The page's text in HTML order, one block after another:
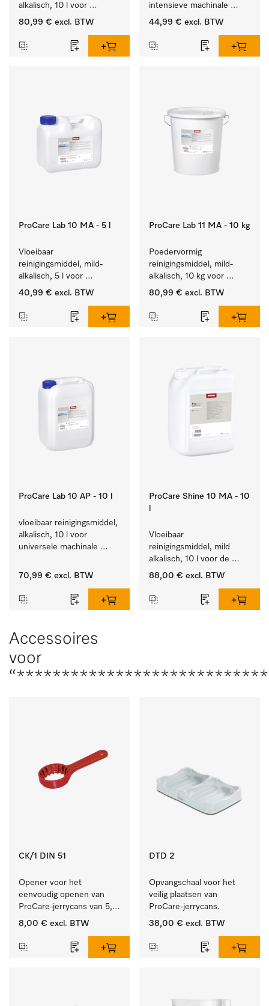
alkalisch, 10 l voor
materiaalbesparende,
laboratoriumglasw. en -
80,99 € excl. BTW
intensieve machinale
reiniging van
gerei.
44,99 € excl. BTW
ProCare Lab 10 MA - 5 l
Vloeibaar
reinigingsmiddel, mild-
alkalisch, 5 l voor
materiaalbesparende,
laboratoriumglasw. en -
40,99 € excl. BTW
ProCare Lab 11 MA - 10 kg
Poedervormig
reinigingsmiddel, mild-
alkalisch, 10 kg voor
materiaalbesparende,
laboratoriumglasw. en -
80,99 € excl. BTW
ProCare Lab 10 AP - 10 l
vloeibaar reinigingsmiddel,
alkalisch, 10 l voor
universele machinale
laboratoriumglaswerk en -
70,99 € excl. BTW
ProCare Shine 10 MA - 10
Vloeibaar
reinigingsmiddel, mild
alkalisch, 10 l voor de
reiniging van lichte
bestek en glazen.
88,00 € excl. BTW
Accessoires
voor
CK/1 DIN 51
Opener voor het
eenvoudig openen van
ProCare-jerrycans van 5,
10 en 20 l.
8,00 € excl. BTW
DTD 2
Opvangschaal voor het
veilig plaatsen van
ProCare-jerrycans.
38,00 € excl. BTW